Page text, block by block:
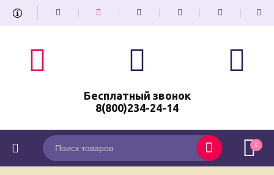
Бесплатный звонок
8(800)234-24-14
0